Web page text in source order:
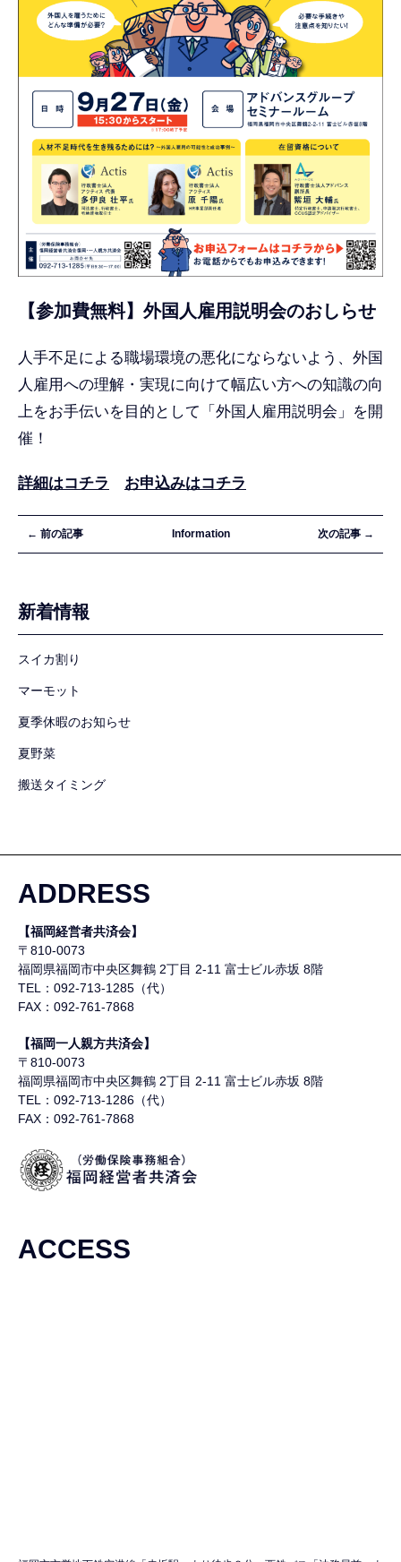
【参加費無料】外国人雇用説明会のおしらせ
人手不足による職場環境の悪化にならないよう、外国
人雇用への理解・実現に向けて幅広い方への知識の向
上をお手伝いを目的として「外国人雇用説明会」を開
催！
詳細はコチラ お申込みはコチラ
← 前の記事 Information 次の記事 →
新着情報
スイカ割り
マーモット
夏季休暇のお知らせ
夏野菜
搬送タイミング
ADDRESS
【福岡経営者共済会】
〒810-0073
福岡県福岡市中央区舞鶴 2丁目 2-11 富士ビル赤坂 8階
TEL：092-713-1285（代）
FAX：092-761-7868
【福岡一人親方共済会】
〒810-0073
福岡県福岡市中央区舞鶴 2丁目 2-11 富士ビル赤坂 8階
TEL：092-713-1286（代）
FAX：092-761-7868
ACCESS